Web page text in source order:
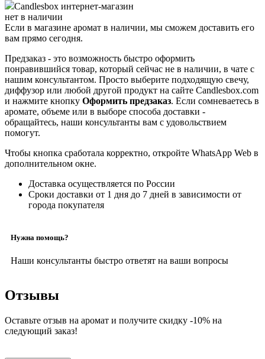
Candlesbox интернет-магазин
нет в наличии
Если в магазине аромат в наличии, мы сможем доставить его
вам прямо сегодня.
Предзаказ - это возможность быстро оформить
понравившийся товар, который сейчас не в наличии, в чате с
нашим консультантом. Просто выберите подходящую свечу,
диффузор или любой другой продукт на сайте Candlesbox.com
и нажмите кнопку Оформить предзаказ. Если сомневаетесь в
аромате, объеме или в выборе способа доставки -
обращайтесь, наши консультанты вам с удовольствием
помогут.
Чтобы кнопка сработала корректно, откройте WhatsApp Web в
дополнительном окне.
Доставка осуществляется по России
Сроки доставки от 1 дня до 7 дней в зависимости от
города покупателя
Нужна помощь?
Наши консультанты быстро ответят на ваши вопросы
Отзывы
Оставьте отзыв на аромат и получите скидку -10% на
следующий заказ!